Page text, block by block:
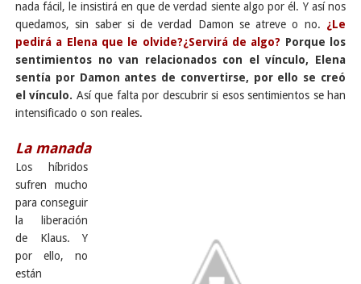
nada fácil, le insistirá en que de verdad siente algo por él. Y así nos
quedamos, sin saber si de verdad Damon se atreve o no. ¿Le
pedirá a Elena que le olvide?¿Servirá de algo? Porque los
sentimientos no van relacionados con el vínculo, Elena
sentía por Damon antes de convertirse, por ello se creó
el vínculo. Así que falta por descubrir si esos sentimientos se han
intensificado o son reales.
La manada
Los híbridos
sufren mucho
para conseguir
la liberación
de Klaus. Y
por ello, no
están